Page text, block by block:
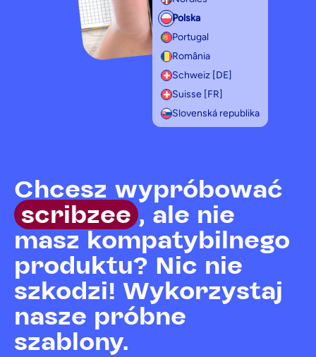
Polska
Portugal
România
Schweiz [DE]
Suisse [FR]
Slovenská republika
Chcesz wypróbować
scribzee , ale nie
masz kompatybilnego
produktu? Nic nie
szkodzi! Wykorzystaj
nasze próbne
szablony.